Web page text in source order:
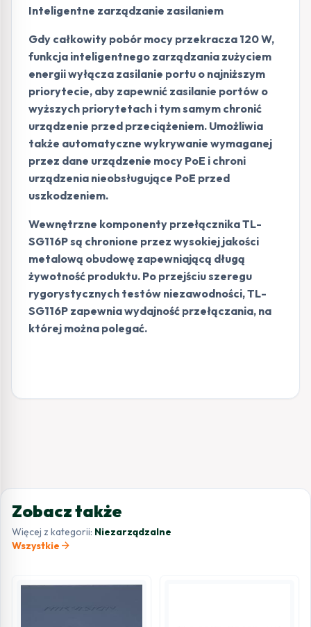
Inteligentne zarządzanie zasilaniem
Gdy całkowity pobór mocy przekracza 120 W,
funkcja inteligentnego zarządzania zużyciem
energii wyłącza zasilanie portu o najniższym
priorytecie, aby zapewnić zasilanie portów o
wyższych priorytetach i tym samym chronić
urządzenie przed przeciążeniem. Umożliwia
także automatyczne wykrywanie wymaganej
przez dane urządzenie mocy PoE i chroni
urządzenia nieobsługujące PoE przed
uszkodzeniem.
Wewnętrzne komponenty przełącznika TL-
SG116P są chronione przez wysokiej jakości
metalową obudowę zapewniającą długą
żywotność produktu. Po przejściu szeregu
rygorystycznych testów niezawodności, TL-
SG116P zapewnia wydajność przełączania, na
której można polegać.
Zobacz także
Więcej z kategorii: Niezarządzalne
Wszystkie arrow_forward